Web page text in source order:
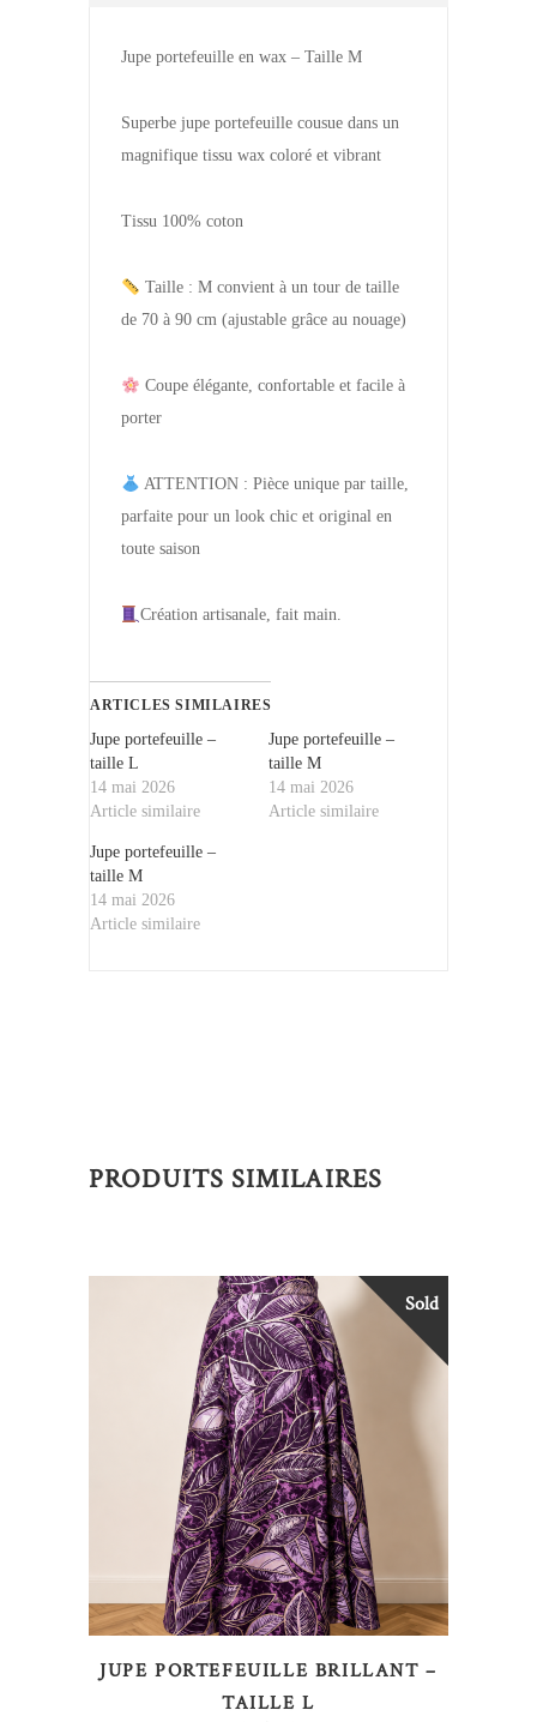
Jupe portefeuille en wax – Taille M
Superbe jupe portefeuille cousue dans un
magnifique tissu wax coloré et vibrant
Tissu 100% coton
Taille : M convient à un tour de taille
de 70 à 90 cm (ajustable grâce au nouage)
Coupe élégante, confortable et facile à
porter
ATTENTION : Pièce unique par taille,
parfaite pour un look chic et original en
toute saison
Création artisanale, fait main.
ARTICLES SIMILAIRES
Jupe portefeuille –
taille L
14 mai 2026
Article similaire
Jupe portefeuille –
taille M
14 mai 2026
Article similaire
Jupe portefeuille –
taille M
14 mai 2026
Article similaire
PRODUITS SIMILAIRES
Sold
LIRE LA SUITE
JUPE PORTEFEUILLE BRILLANT –
TAILLE L